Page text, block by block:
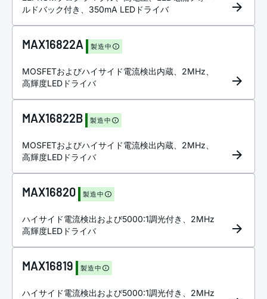
ルドバック付き、350mA LEDドライバ
MAX16822A 製造中
MOSFETおよびハイサイド電流検出内蔵、2MHz、
高輝度LEDドライバ
MAX16822B 製造中
MOSFETおよびハイサイド電流検出内蔵、2MHz、
高輝度LEDドライバ
MAX16820 製造中
ハイサイド電流検出および5000:1調光付き、2MHz
高輝度LEDドライバ
MAX16819 製造中
ハイサイド電流検出および5000:1調光付き、2MHz